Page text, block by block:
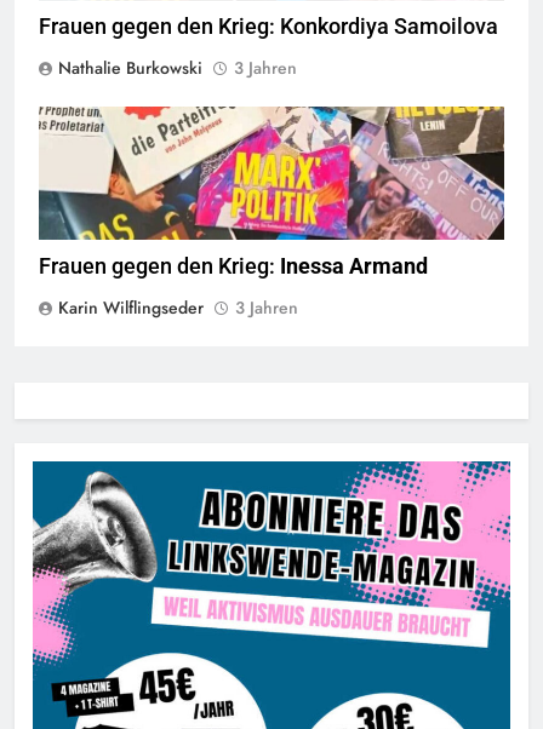
Frauen gegen den Krieg: Konkordiya Samoilova
Nathalie Burkowski
3 Jahren
© linkswende.org,CC-BY-SA-1.0
Frauen gegen den Krieg: Inessa Armand
Karin Wilflingseder
3 Jahren